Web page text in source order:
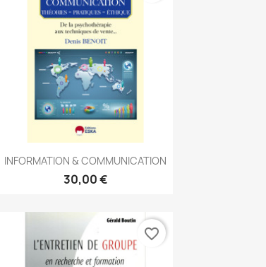
Aperçu rapide
INFORMATION & COMMUNICATION
30,00 €
favorite_border